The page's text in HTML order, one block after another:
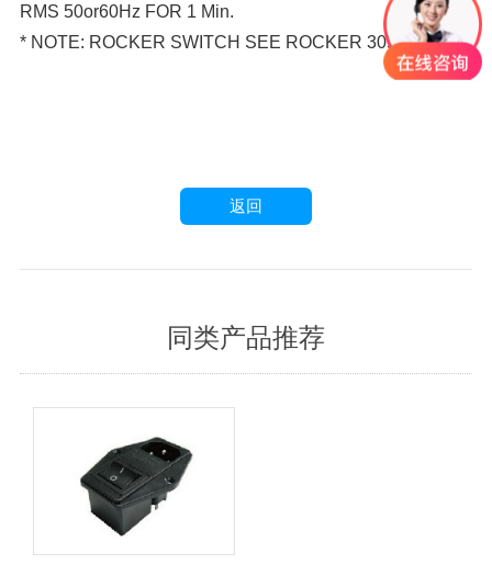
RMS 50or60Hz FOR 1 Min.
* NOTE: ROCKER SWITCH SEE ROCKER 3050
返回
同类产品推荐